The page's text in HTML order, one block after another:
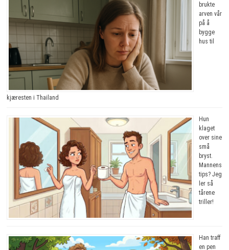
brukte
arven vår
på å
bygge
hus til
kjæresten i Thailand
Hun
klaget
over sine
små
bryst.
Mannens
tips? Jeg
ler så
tårene
triller!
Han traff
en pen